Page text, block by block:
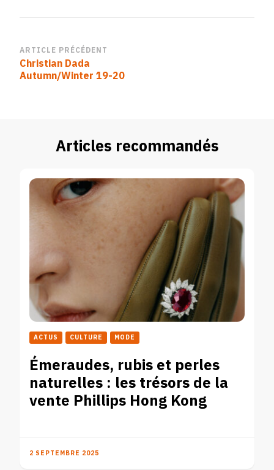
Navigation
d’article
ARTICLE PRÉCÉDENT
Christian Dada
Autumn/Winter 19-20
Articles recommandés
ACTUS CULTURE MODE
Émeraudes, rubis et perles
naturelles : les trésors de la
vente Phillips Hong Kong
2 SEPTEMBRE 2025